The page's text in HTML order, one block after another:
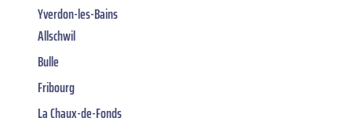
Yverdon-les-Bains
Allschwil
Bulle
Fribourg
La Chaux-de-Fonds